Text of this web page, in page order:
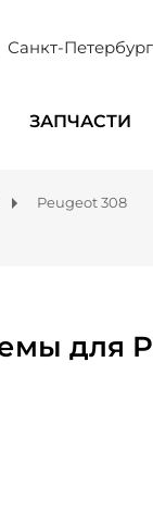
Санкт-Петербург
ЗАПЧАСТИ
Peugeot 308
для